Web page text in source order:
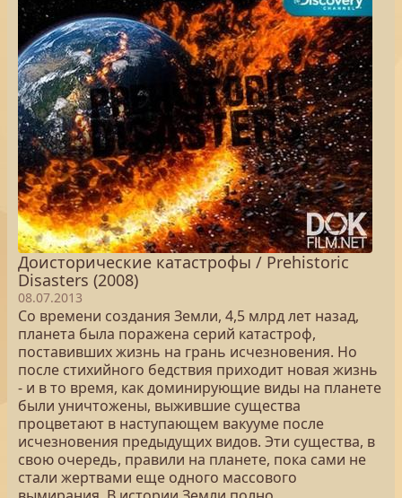
Доисторические катастрофы / Prehistoric
Disasters (2008)
08.07.2013
Со времени создания Земли, 4,5 млрд лет назад,
планета была поражена серий катастроф,
поставивших жизнь на грань исчезновения. Но
после стихийного бедствия приходит новая жизнь
- и в то время, как доминирующие виды на планете
были уничтожены, выжившие существа
процветают в наступающем вакууме после
исчезновения предыдущих видов. Эти существа, в
свою очередь, правили на планете, пока сами не
стали жертвами еще одного массового